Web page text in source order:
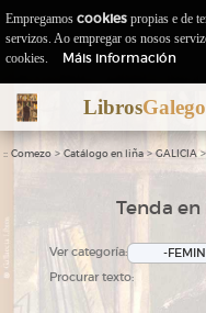
Libros
:: Comezo > Catálogo en liña > GALICIA>
Tenda
Ver categoría:
Procurar texto:
Empregamos cookies propias e de
servizos. Ao empregar os nosos
cookies.
Máis información